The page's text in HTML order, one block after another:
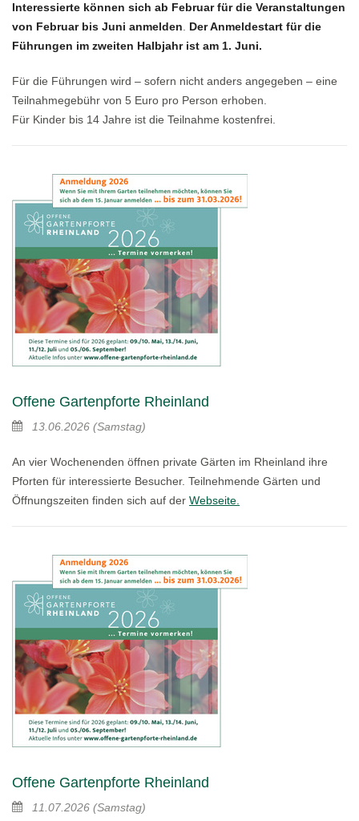
Interessierte können sich ab Februar für die Veranstaltungen
von Februar bis Juni anmelden
Der Anmeldestart für die
Führungen im zweiten Halbjahr ist am 1. Juni.
Für die Führungen wird – sofern nicht anders angegeben – eine
Teilnahmegebühr von 5 Euro pro Person erhoben.
Für Kinder bis 14 Jahre ist die Teilnahme kostenfrei.
Offene Gartenpforte Rheinland
13.06.2026 (Samstag)
An vier Wochenenden öffnen private Gärten im Rheinland ihre
Pforten für interessierte Besucher. Teilnehmende Gärten und
Öffnungszeiten finden sich auf der Webseite.
Offene Gartenpforte Rheinland
11.07.2026 (Samstag)